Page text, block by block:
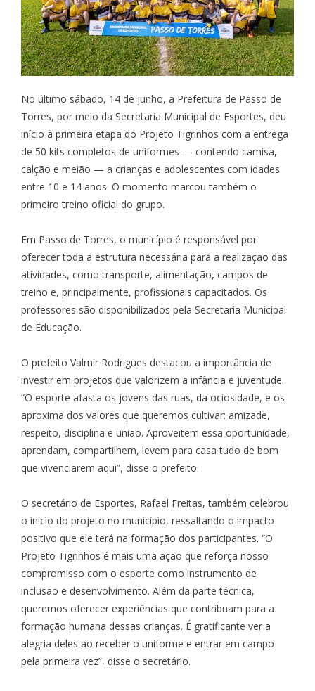
No último sábado, 14 de junho, a Prefeitura de Passo de
Torres, por meio da Secretaria Municipal de Esportes, deu
início à primeira etapa do Projeto Tigrinhos com a entrega
de 50 kits completos de uniformes — contendo camisa,
calção e meião — a crianças e adolescentes com idades
entre 10 e 14 anos. O momento marcou também o
primeiro treino oficial do grupo.
Em Passo de Torres, o município é responsável por
oferecer toda a estrutura necessária para a realização das
atividades, como transporte, alimentação, campos de
treino e, principalmente, profissionais capacitados. Os
professores são disponibilizados pela Secretaria Municipal
de Educação.
O prefeito Valmir Rodrigues destacou a importância de
investir em projetos que valorizem a infância e juventude.
“O esporte afasta os jovens das ruas, da ociosidade, e os
aproxima dos valores que queremos cultivar: amizade,
respeito, disciplina e união. Aproveitem essa oportunidade,
aprendam, compartilhem, levem para casa tudo de bom
que vivenciarem aqui”, disse o prefeito.
O secretário de Esportes, Rafael Freitas, também celebrou
o início do projeto no município, ressaltando o impacto
positivo que ele terá na formação dos participantes. “O
Projeto Tigrinhos é mais uma ação que reforça nosso
compromisso com o esporte como instrumento de
inclusão e desenvolvimento. Além da parte técnica,
queremos oferecer experiências que contribuam para a
formação humana dessas crianças. É gratificante ver a
alegria deles ao receber o uniforme e entrar em campo
pela primeira vez”, disse o secretário.